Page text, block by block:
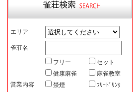
エリア
雀荘名
営業内容
フリー
セット
健康麻雀
麻雀教室
禁煙
ﾌﾘｰﾄﾞﾘﾝｸ